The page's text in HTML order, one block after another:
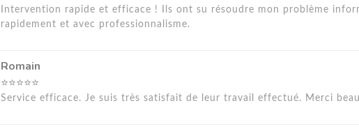
Intervention rapide et efficace ! Ils ont su résoudre mon problème
rapidement et avec professionnalisme.
Romain
⭐⭐⭐⭐⭐
Service efficace. Je suis très satisfait de leur travail effectué. Merci